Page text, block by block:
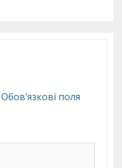
Обов’язкові поля